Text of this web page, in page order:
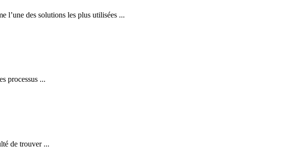
l’une des solutions les plus utilisées ...
processus ...
de trouver ...